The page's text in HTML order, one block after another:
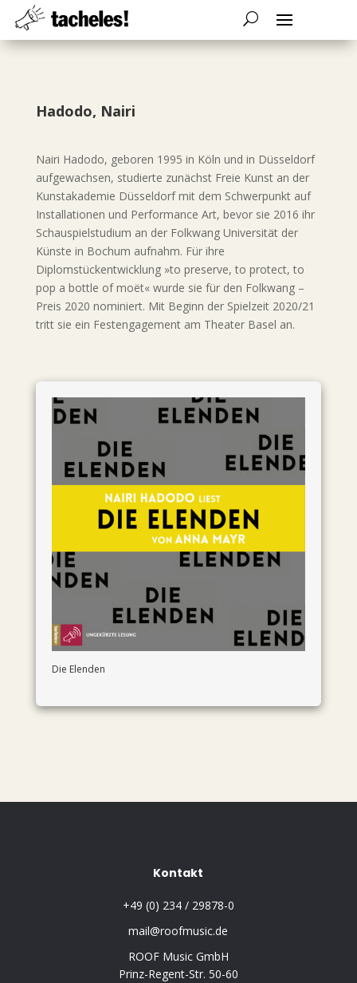
Hadodo, Nairi
Nairi Hadodo, geboren 1995 in Köln und in Düsseldorf
aufgewachsen, studierte zunächst Freie Kunst an der
Kunstakademie Düsseldorf mit dem Schwerpunkt auf
Installationen und Performance Art, bevor sie 2016 ihr
Schauspielstudium an der Folkwang Universität der
Künste in Bochum aufnahm. Für ihre
Diplomstückentwicklung »to preserve, to protect, to
pop a bottle of moët« wurde sie für den Folkwang –
Preis 2020 nominiert. Mit Beginn der Spielzeit 2020/21
tritt sie ein Festengagement am Theater Basel an.
Die Elenden
Kontakt
+49 (0) 234 / 29878-0
mail@roofmusic.de
ROOF Music GmbH
Prinz-Regent-Str. 50-60